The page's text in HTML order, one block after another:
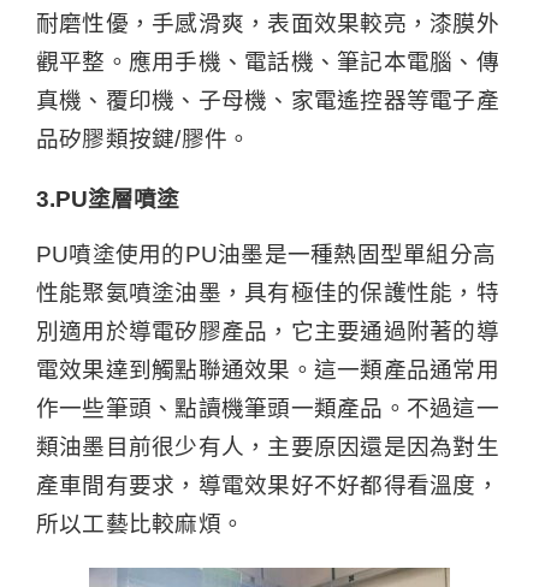
耐磨性優，手感滑爽，表面效果較亮，漆膜外
觀平整。應用手機、電話機、筆記本電腦、傳
真機、覆印機、子母機、家電遙控器等電子產
品矽膠類按鍵/膠件。
3.PU塗層噴塗
PU噴塗使用的PU油墨是一種熱固型單組分高
性能聚氨噴塗油墨，具有極佳的保護性能，特
別適用於導電矽膠產品，它主要通過附著的導
電效果達到觸點聯通效果。這一類產品通常用
作一些筆頭、點讀機筆頭一類產品。不過這一
類油墨目前很少有人，主要原因還是因為對生
產車間有要求，導電效果好不好都得看溫度，
所以工藝比較麻煩。